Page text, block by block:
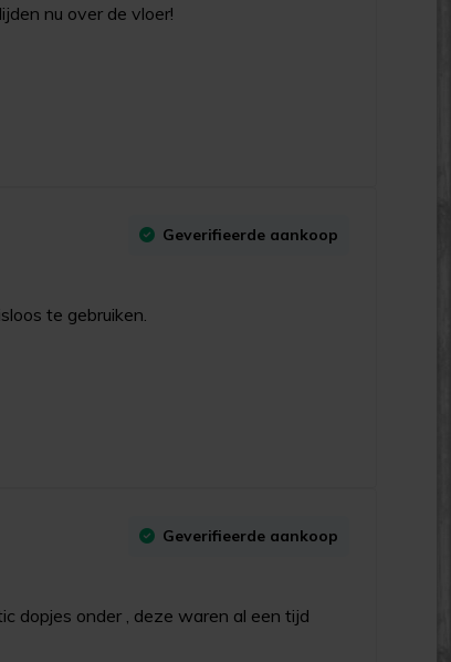
nu over de vloer!
Geverifieerde aankoop
te gebruiken.
Geverifieerde aankoop
dopjes onder , deze waren al een tijd